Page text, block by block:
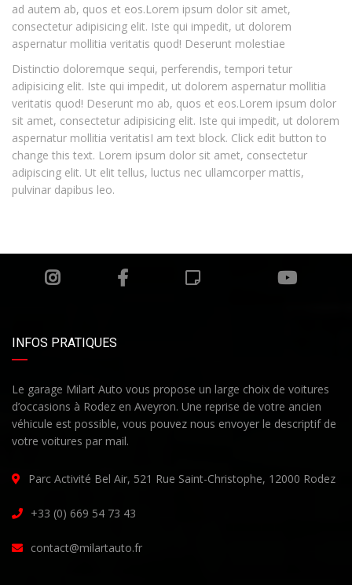
ad autem ab, quos et eos.Lorem ipsum dolor sit amet,
consectetur adipisicing elit. Iste qui impedit, ut dolorem
aspernatur mollitia veritatis quod! Deserunt molestiae
Distinctio doloremque sequi, perferendis, tempori tetur
adipisicing elit. Iste qui impedit, ut dolorem aspernatur mollitia
veritatis quod! Deserunt mo ab, quos et eos.Lorem ipsum dolor
sit amet, consectetur adipisicing elit. Iste qui impedit, ut dolorem
aspernatur mollitia veritatisI am text block. Click edit button to
change this text. Lorem ipsum dolor sit amet, consectetur
adipiscing elit. Ut elit tellus, luctus nec ullamcorper mattis,
pulvinar dapibus leo.
INFOS PRATIQUES
Le garage Milart Auto vous propose un large choix de voitures
d’occasions à Rodez en Aveyron. Une reprise de votre ancien
véhicule est possible, vous pouvez nous envoyer le descriptif de
votre voitures par mail.
Parc Activité Bel Air, 521 Rue Saint-Christophe, 12000 Rodez
+33 (0) 669 54 73 43
contact@milartauto.fr